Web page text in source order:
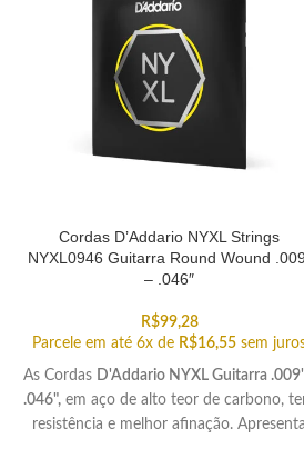
Cordas D’Addario NYXL Strings
NYXL0946 Guitarra Round Wound
– .046″
R$99,28
Parcele em até 6x de R$16,55 sem
As Cordas D'Addario NYXL Guitarra
.046", em aço de alto teor de carbono,
resistência e melhor afinação. Apresenta